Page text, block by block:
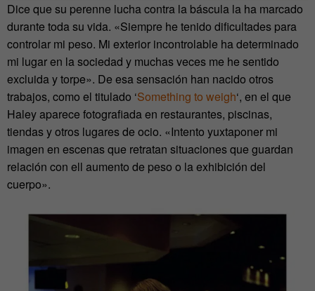
Dice que su perenne lucha contra la báscula la ha marcado
durante toda su vida. «Siempre he tenido dificultades para
controlar mi peso. Mi exterior incontrolable ha determinado
mi lugar en la sociedad y muchas veces me he sentido
excluida y torpe». De esa sensación han nacido otros
trabajos, como el titulado ‘Something to weigh‘, en el que
Haley aparece fotografiada en restaurantes, piscinas,
tiendas y otros lugares de ocio. «Intento yuxtaponer mi
imagen en escenas que retratan situaciones que guardan
relación con ell aumento de peso o la exhibición del
cuerpo».